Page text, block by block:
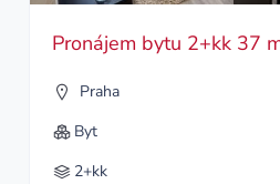
Praha
Byt
2+kk